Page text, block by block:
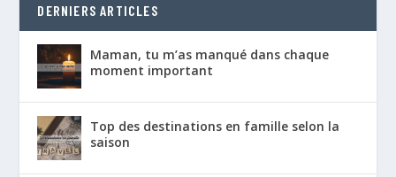
DERNIERS ARTICLES
Maman, tu m’as manqué dans chaque
moment important
Top des destinations en famille selon la
saison